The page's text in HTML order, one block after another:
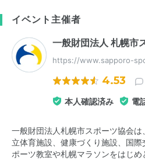
イベント主催者
一般財団法人 札幌市
https://www.sapporo-
4.53
本人確認済み 電
一般財団法人札幌市スポーツ協会
立体育施設、健康づくり施設、国
ポーツ教室や札幌マラソンをはじ